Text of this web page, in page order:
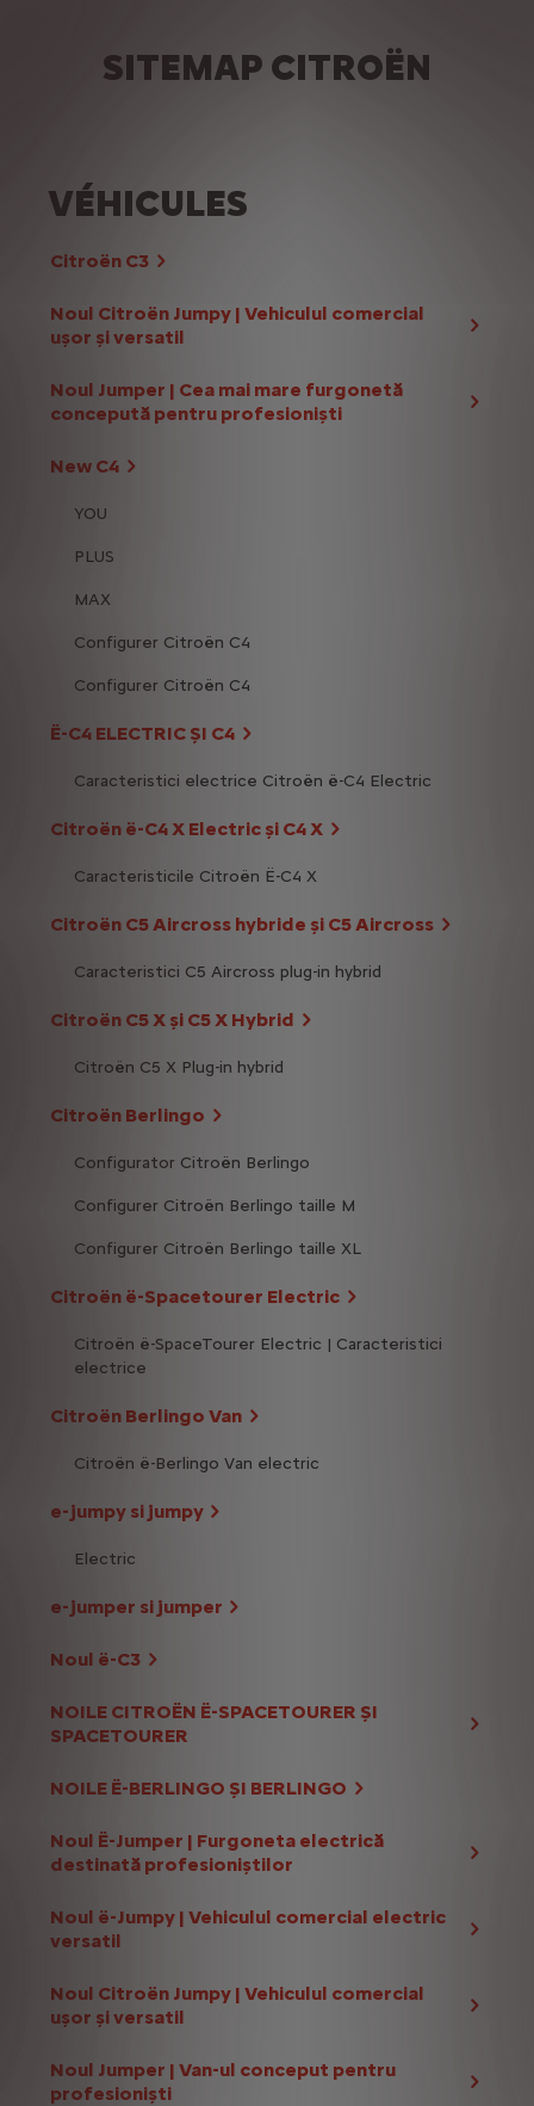
SITEMAP CITROËN
VÉHICULES
Citroën C3
Noul Citroën Jumpy | Vehiculul comercial
ușor și versatil
Noul Jumper | Cea mai mare furgonetă
concepută pentru profesioniști
New C4
YOU
PLUS
MAX
Configurer Citroën C4
Configurer Citroën C4
Ë-C4 ELECTRIC ȘI C4
Caracteristici electrice Citroën ë-C4 Electric
Citroën ë-C4 X Electric și C4 X
Caracteristicile Citroën Ë-C4 X
Citroën C5 Aircross hybride și C5 Aircross
Caracteristici C5 Aircross plug-in hybrid
Citroën C5 X și C5 X Hybrid
Citroën C5 X Plug-in hybrid
Citroën Berlingo
Configurator Citroën Berlingo
Configurer Citroën Berlingo taille M
Configurer Citroën Berlingo taille XL
Citroën ë-Spacetourer Electric
Citroën ë-SpaceTourer Electric | Caracteristici
electrice
Citroën Berlingo Van
Citroën ë-Berlingo Van electric
e-jumpy si jumpy
Electric
e-jumper si jumper
Noul ë-C3
NOILE CITROËN Ë-SPACETOURER ŞI
SPACETOURER
NOILE Ë-BERLINGO ŞI BERLINGO
Noul Ë-Jumper | Furgoneta electrică
destinată profesioniștilor
Noul ë-Jumpy | Vehiculul comercial electric
versatil
Noul Citroën Jumpy | Vehiculul comercial
ușor și versatil
Noul Jumper | Van-ul conceput pentru
profesioniști